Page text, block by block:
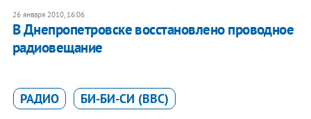
26 января 2010, 16:06
В Днепропетровске восстановлено проводное
радиовещание
РАДИО БИ-БИ-СИ (BBC)